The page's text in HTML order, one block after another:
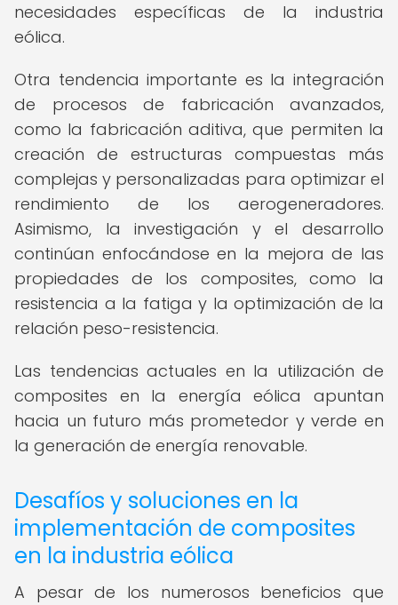
necesidades específicas de la industria
eólica.
Otra tendencia importante es la integración
de procesos de fabricación avanzados,
como la fabricación aditiva, que permiten la
creación de estructuras compuestas más
complejas y personalizadas para optimizar el
rendimiento de los aerogeneradores.
Asimismo, la investigación y el desarrollo
continúan enfocándose en la mejora de las
propiedades de los composites, como la
resistencia a la fatiga y la optimización de la
relación peso-resistencia.
Las tendencias actuales en la utilización de
composites en la energía eólica apuntan
hacia un futuro más prometedor y verde en
la generación de energía renovable.
Desafíos y soluciones en la
implementación de composites
en la industria eólica
A pesar de los numerosos beneficios que